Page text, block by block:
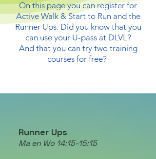
On this page you can register for
Active Walk & Start to Run and the
Runner Ups. Did you know that you
can use your U-pass at DLVL?
And that you can try two training
courses for free?
Runner Ups
Ma en Wo 14:15-15:15